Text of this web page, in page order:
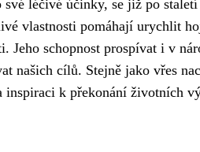
své léčivé účinky, se již po
vlastnosti pomáhají urychlit
Jeho schopnost prospívat i v
našich cílů. Stejně jako vřes
k překonání životních